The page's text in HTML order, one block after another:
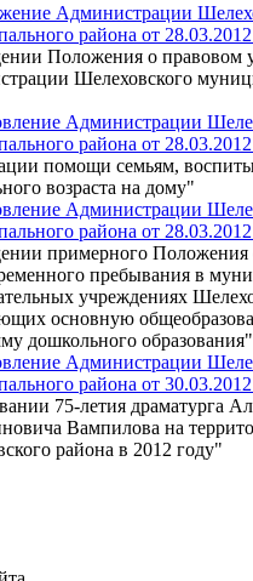
Администрации
района от
Положения о правовом
Шелеховского
Администрации
района от
помощи семьям,
возраста на дому"
Администрации
района от
примерного Положения
пребывания в
учреждениях
основную
дошкольного образования"
Администрации
района от
75-летия драматурга
Вампилова на
района в 2012 году"